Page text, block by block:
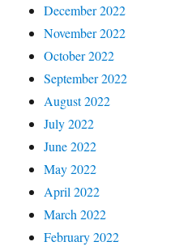
December 2022
November 2022
October 2022
September 2022
August 2022
July 2022
June 2022
May 2022
April 2022
March 2022
February 2022